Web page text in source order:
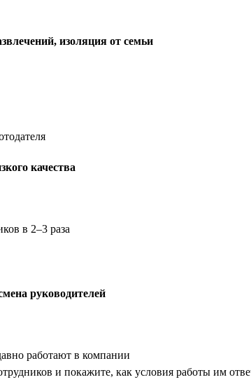
изоляция от семьи
качества
в 2–3 раза
руководителей
работают в компании
и покажите, как условия работы им